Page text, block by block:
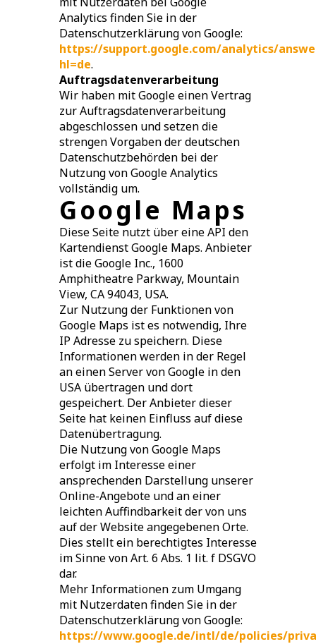
Analytics finden Sie in der
Datenschutzerklärung von Google:
https://support.google.com/analytics/
hl=de.
Auftragsdatenverarbeitung
Wir haben mit Google einen Vertrag
zur Auftragsdatenverarbeitung
abgeschlossen und setzen die
strengen Vorgaben der deutschen
Datenschutzbehörden bei der
Nutzung von Google Analytics
vollständig um.
Google Maps
Diese Seite nutzt über eine API den
Kartendienst Google Maps. Anbieter
ist die Google Inc., 1600
Amphitheatre Parkway, Mountain
View, CA 94043, USA.
Zur Nutzung der Funktionen von
Google Maps ist es notwendig, Ihre
IP Adresse zu speichern. Diese
Informationen werden in der Regel
an einen Server von Google in den
USA übertragen und dort
gespeichert. Der Anbieter dieser
Seite hat keinen Einfluss auf diese
Datenübertragung.
Die Nutzung von Google Maps
erfolgt im Interesse einer
ansprechenden Darstellung unserer
Online-Angebote und an einer
leichten Auffindbarkeit der von uns
auf der Website angegebenen Orte.
Dies stellt ein berechtigtes Interesse
im Sinne von Art. 6 Abs. 1 lit. f DSGVO
dar.
Mehr Informationen zum Umgang
mit Nutzerdaten finden Sie in der
Datenschutzerklärung von Google:
https://www.google.de/intl/de/policies/